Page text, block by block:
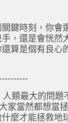
鍵時刻，你會
，還是會恍然
算是個有良心
類最大的問題
家當然都想當
麼才能拯救地